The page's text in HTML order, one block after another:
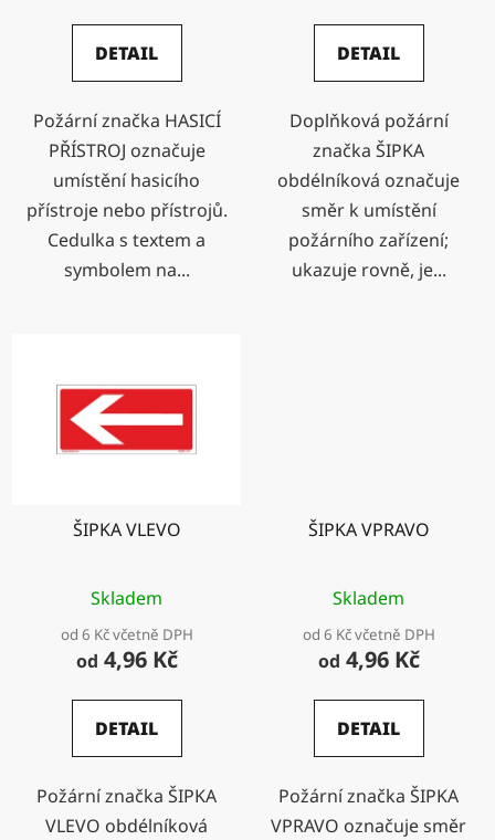
DETAIL
Požární značka HASICÍ
PŘÍSTROJ označuje
umístění hasicího
přístroje nebo přístrojů.
Cedulka s textem a
symbolem na...
DETAIL
Doplňková požární
značka ŠIPKA
obdélníková označuje
směr k umístění
požárního zařízení;
ukazuje rovně, je...
ŠIPKA VLEVO
Skladem
od 6 Kč včetně DPH
od 4,96 Kč
DETAIL
Požární značka ŠIPKA
VLEVO obdélníková
ŠIPKA VPRAVO
Skladem
od 6 Kč včetně DPH
od 4,96 Kč
DETAIL
Požární značka ŠIPKA
VPRAVO označuje směr